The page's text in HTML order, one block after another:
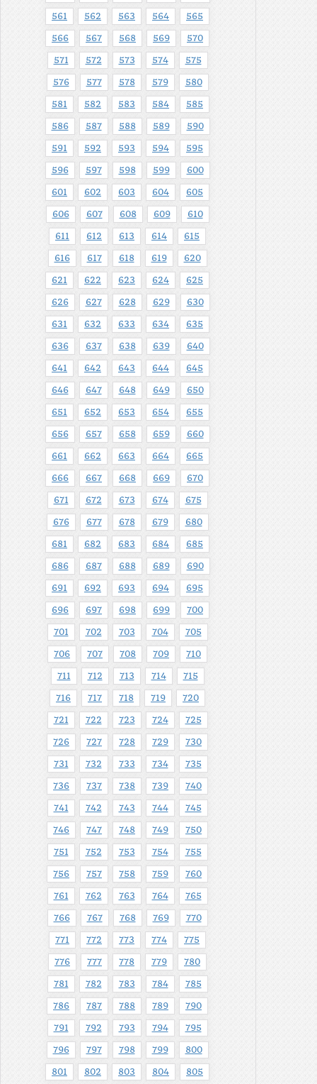
561 562 563 564 565
566 567 568 569 570
571 572 573 574 575
576 577 578 579 580
581 582 583 584 585
586 587 588 589 590
591 592 593 594 595
596 597 598 599 600
601 602 603 604 605
606 607 608 609 610
611 612 613 614 615
616 617 618 619 620
621 622 623 624 625
626 627 628 629 630
631 632 633 634 635
636 637 638 639 640
641 642 643 644 645
646 647 648 649 650
651 652 653 654 655
656 657 658 659 660
661 662 663 664 665
666 667 668 669 670
671 672 673 674 675
676 677 678 679 680
681 682 683 684 685
686 687 688 689 690
691 692 693 694 695
696 697 698 699 700
701 702 703 704 705
706 707 708 709 710
711 712 713 714 715
716 717 718 719 720
721 722 723 724 725
726 727 728 729 730
731 732 733 734 735
736 737 738 739 740
741 742 743 744 745
746 747 748 749 750
751 752 753 754 755
756 757 758 759 760
761 762 763 764 765
766 767 768 769 770
771 772 773 774 775
776 777 778 779 780
781 782 783 784 785
786 787 788 789 790
791 792 793 794 795
796 797 798 799 800
801 802 803 804 805